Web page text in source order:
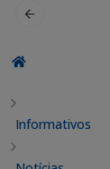
Informativos